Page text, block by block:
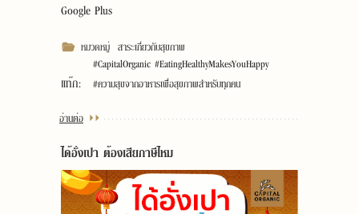
Google Plus
หมวดหมู่ สาระเกี่ยวกับสุขภาพ
แท๊ก:
#CapitalOrganic #EatingHealthyMakesYouHappy
#ความสุขจากอาหารเพื่อสุขภาพสำหรับทุกคน
อ่านต่อ
ได้อั่งเปา ต้องเสียภาษีไหม